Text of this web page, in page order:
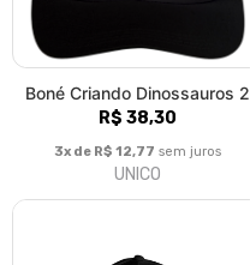
Boné Criando Dinossauros 2
R$ 38,30
3x de R$ 12,77 sem juros
UNICO